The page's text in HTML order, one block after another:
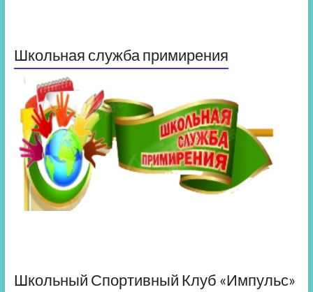
Школьная служба примирения
Школьный Спортивный Клуб «Импульс»